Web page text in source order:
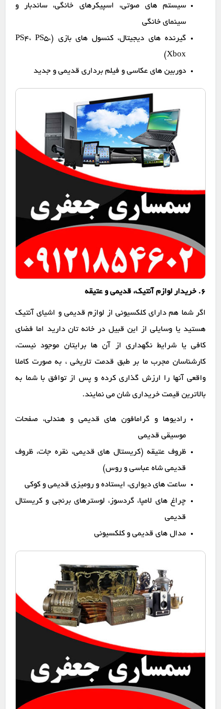
سیستم های صوتی، اسپیکرهای خانگی، ساندبار و
سینمای خانگی
گیرنده های دیجیتال، کنسول های بازی (PS4، PS5،
Xbox)
دوربین های عکاسی و فیلم برداری قدیمی و جدید
6. خریدار لوازم آنتیک، قدیمی و عتیقه
اگر شما هم دارای کلکسیونی از لوازم قدیمی و اشیای آنتیک
هستید یا وسایلی از این قبیل در خانه تان دارید اما فضای
کافی یا شرایط نگهداری از آن ها برایتان موجود نیست،
کارشناسان مجرب ما بر طبق قدمت تاریخی ، به صورت کاملا
واقعی آنها را ارزش گذاری کرده و پس از توافق با شما به
بالاترین قیمت خریداری شان می نمایند.
رادیوها و گرامافون های قدیمی و هندلی، صفحات
موسیقی قدیمی
ظروف عتیقه (کریستال های قدیمی، نقره جات، ظروف
قدیمی شاه عباسی و روس)
ساعت های دیواری، ایستاده و رومیزی قدیمی و کوکی
چراغ های لامپا، گردسوز، لوسترهای برنجی و کریستال
قدیمی
مدال های قدیمی و کلکسیونی